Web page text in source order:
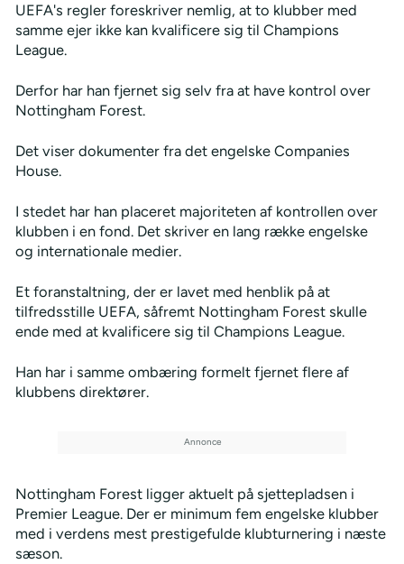
UEFA's regler foreskriver nemlig, at to klubber med
samme ejer ikke kan kvalificere sig til Champions
League.
Derfor har han fjernet sig selv fra at have kontrol over
Nottingham Forest.
Det viser dokumenter fra det engelske Companies
House.
I stedet har han placeret majoriteten af kontrollen over
klubben i en fond. Det skriver en lang række engelske
og internationale medier.
Et foranstaltning, der er lavet med henblik på at
tilfredsstille UEFA, såfremt Nottingham Forest skulle
ende med at kvalificere sig til Champions League.
Han har i samme ombæring formelt fjernet flere af
klubbens direktører.
Nottingham Forest ligger aktuelt på sjettepladsen i
Premier League. Der er minimum fem engelske klubber
med i verdens mest prestigefulde klubturnering i næste
sæson.